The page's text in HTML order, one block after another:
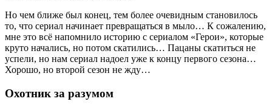
Но чем ближе был конец, тем более очевидным становилось
то, что сериал начинает превращаться в мыло… К сожалению,
мне это всё напомнило историю с сериалом «Герои», которые
круто начались, но потом скатились… Пацаны скатиться не
успели, но нам сериал надоел уже к концу первого сезона…
Хорошо, но второй сезон не жду…
Охотник за разумом